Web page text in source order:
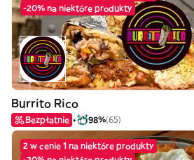
-20% na niektóre produkty
Burrito Rico
Bezpłatnie 98%(65)
2 w cenie 1 na niektóre produkty